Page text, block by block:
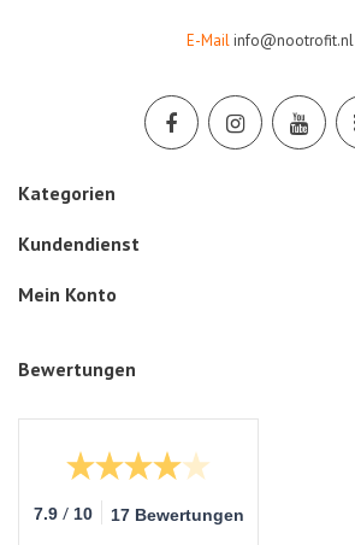
E-Mail info@nootrofit.nl
Kategorien
Kundendienst
Mein Konto
Bewertungen
7.9 / 10 17 Bewertungen